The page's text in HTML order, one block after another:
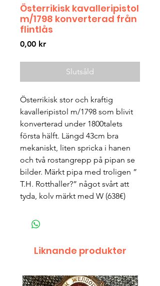
Österrikisk kavalleripistol
m/1798 konverterad från
flintlås
0,00 krPris
Slutsåld
Österrikisk stor och kraftig
kavalleripistol m/1798 som blivit
konverterad under 1800talets
första hälft. Längd 43cm bra
mekaniskt, liten spricka i hanen
och två rostangrepp på pipan se
bilder. Märkt pipa med troligen ”
T.H. Rotthaller?” något svårt att
tyda, kolv märkt med W (638€)
Liknande produkter